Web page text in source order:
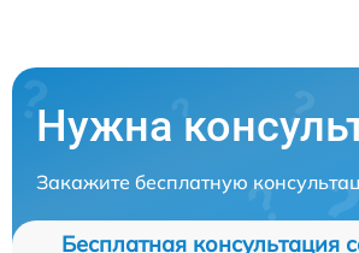
Нужна
Закажите бесплатную
Бесплатная консультация